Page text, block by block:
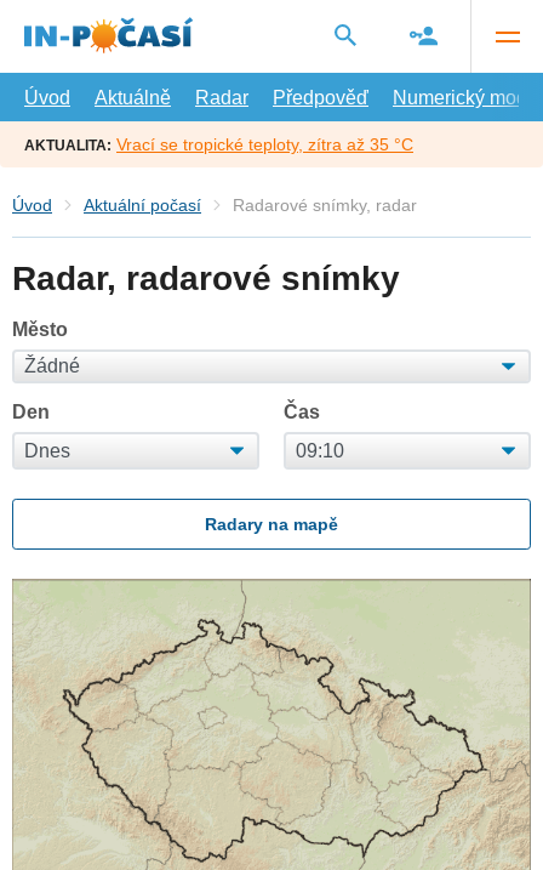
hlavní
Úvod
Aktuálně Radar Předpověď Numerický model
AKTUALITA: Vrací se tropické teploty, zítra až 35 °C
Úvod Aktuální počasí Radarové snímky, radar
Radar, radarové snímky
Město
Den Čas
Radary na mapě